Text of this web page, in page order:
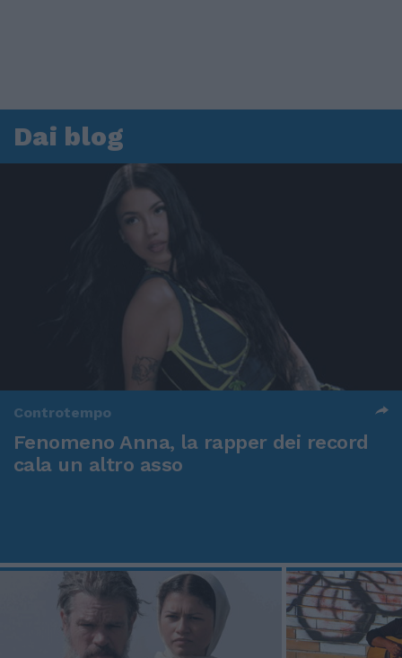
Dai blog
Controtempo
Fenomeno Anna, la rapper dei record
cala un altro asso